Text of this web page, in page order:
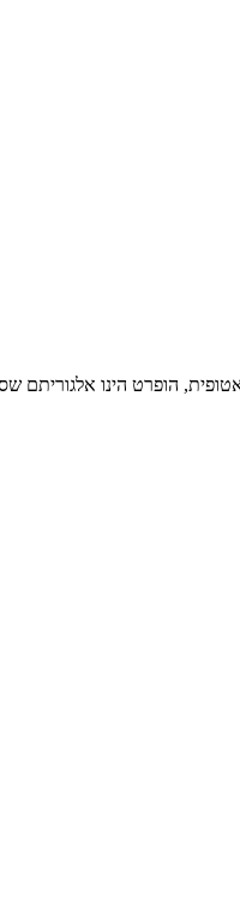
הופרט הינו אלגוריתם